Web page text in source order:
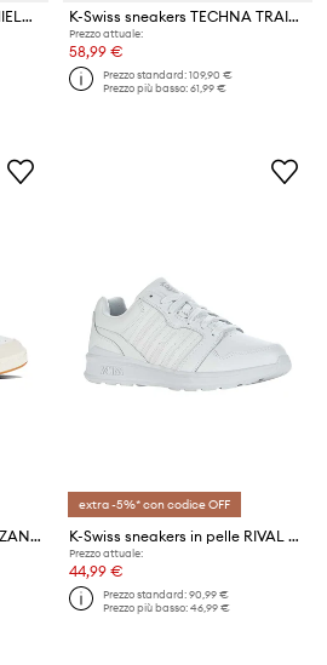
K-Swiss sneakers COURT SHIELD II K-Swiss sneakers TECHNA TRAINER
Prezzo attuale:
58,99 €
Prezzo standard:109,90 €
Prezzo più basso:61,99 €
K-Swiss sneakers in pelle LOZAN MATCH LTH
extra -5%* con codice OFF
K-Swiss sneakers in pelle RIVAL TRAINER
Prezzo attuale:
44,99 €
Prezzo standard:90,99 €
Prezzo più basso:46,99 €